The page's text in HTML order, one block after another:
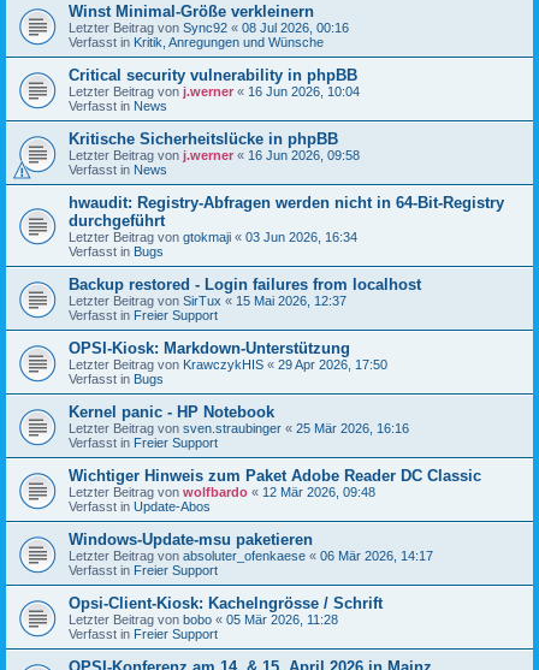
Winst Minimal-Größe verkleinern
Letzter Beitrag von Sync92 « 08 Jul 2026, 00:16
Verfasst in Kritik, Anregungen und Wünsche
Critical security vulnerability in phpBB
Letzter Beitrag von j.werner « 16 Jun 2026, 10:04
Verfasst in News
Kritische Sicherheitslücke in phpBB
Letzter Beitrag von j.werner « 16 Jun 2026, 09:58
Verfasst in News
hwaudit: Registry-Abfragen werden nicht in 64-Bit-Registry
durchgeführt
Letzter Beitrag von gtokmaji « 03 Jun 2026, 16:34
Verfasst in Bugs
Backup restored - Login failures from localhost
Letzter Beitrag von SirTux « 15 Mai 2026, 12:37
Verfasst in Freier Support
OPSI-Kiosk: Markdown-Unterstützung
Letzter Beitrag von KrawczykHIS « 29 Apr 2026, 17:50
Verfasst in Bugs
Kernel panic - HP Notebook
Letzter Beitrag von sven.straubinger « 25 Mär 2026, 16:16
Verfasst in Freier Support
Wichtiger Hinweis zum Paket Adobe Reader DC Classic
Letzter Beitrag von wolfbardo « 12 Mär 2026, 09:48
Verfasst in Update-Abos
Windows-Update-msu paketieren
Letzter Beitrag von absoluter_ofenkaese « 06 Mär 2026, 14:17
Verfasst in Freier Support
Opsi-Client-Kiosk: Kachelngrösse / Schrift
Letzter Beitrag von bobo « 05 Mär 2026, 11:28
Verfasst in Freier Support
OPSI-Konferenz am 14. & 15. April 2026 in Mainz